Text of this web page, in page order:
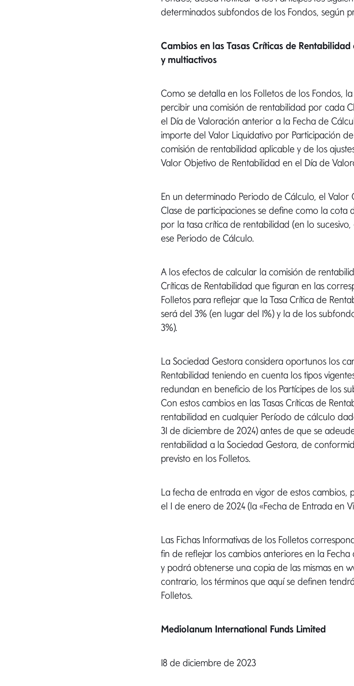
determinados subfondos de los Fondos, según
Cambios en las Tasas Críticas de
y multiactivos
Como se detalla en los Folletos de los Fondos,
percibir una comisión de rentabilidad por cada
el Día de Valoración anterior a la Fecha de
importe del Valor Liquidativo por Participación
comisión de rentabilidad aplicable y de los
Valor Objetivo de Rentabilidad en el Día de
En un determinado Periodo de Cálculo, el
Clase de participaciones se define como la cota
por la tasa crítica de rentabilidad (en lo sucesivo,
ese Periodo de Cálculo.
A los efectos de calcular la comisión de
Críticas de Rentabilidad que figuran en las
Folletos para reflejar que la Tasa Crítica de
será del 3% (en lugar del 1%) y la de los
3%).
La Sociedad Gestora considera oportunos los
Rentabilidad teniendo en cuenta los tipos
redundan en beneficio de los Partícipes de los
Con estos cambios en las Tasas Críticas de
rentabilidad en cualquier Período de cálculo
31 de diciembre de 2024) antes de que se
rentabilidad a la Sociedad Gestora, de
previsto en los Folletos.
La fecha de entrada en vigor de estos cambios,
el 1 de enero de 2024 (la «Fecha de Entrada en
Las Fichas Informativas de los Folletos
fin de reflejar los cambios anteriores en la
y podrá obtenerse una copia de las mismas en
contrario, los términos que aquí se definen
Folletos.
Mediolanum International Funds Limited
18 de diciembre de 2023